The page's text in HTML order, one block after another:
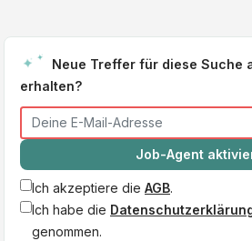
Neue Treffer für diese Suche
erhalten?
Job-Agent
Ich akzeptiere die AGB.
Ich habe die
genommen.